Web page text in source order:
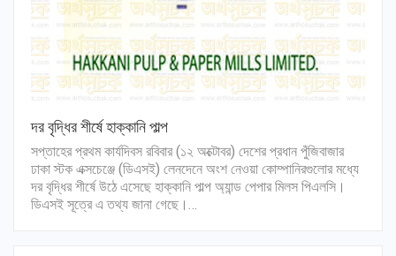
দর বৃদ্ধির শীর্ষে হাক্কানি পাল্প
সপ্তাহের প্রথম কার্যদিবস রবিবার (১২ অক্টোবর) দেশের প্রধান পুঁজিবাজার
ঢাকা স্টক এক্সচেঞ্জে (ডিএসই) লেনদেনে অংশ নেওয়া কোম্পানিরগুলোর মধ্যে
দর বৃদ্ধির শীর্ষে উঠে এসেছে হাক্কানি পাল্প অ্যান্ড পেপার মিলস পিএলসি।
ডিএসই সূত্রে এ তথ্য জানা গেছে।…